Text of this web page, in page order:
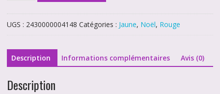
sur
rouge
4148
UGS : 2430000004148 Catégories : Jaune, Noël, Rouge
Description Informations complémentaires Avis (0)
Description